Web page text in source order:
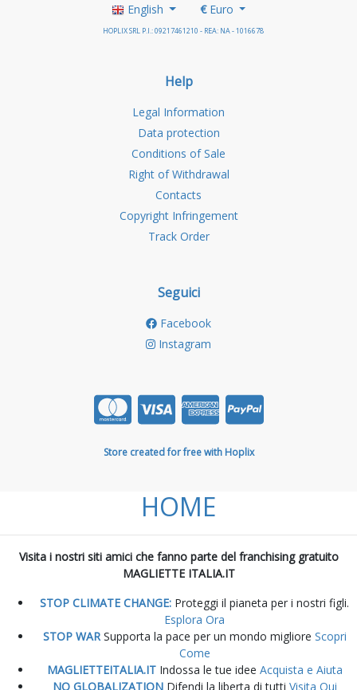
English €Euro
HOPLIX SRL P.I.: 09217461210 - REA: NA - 1016678
Help
Legal Information
Data protection
Conditions of Sale
Right of Withdrawal
Contacts
Copyright Infringement
Track Order
Seguici
Facebook
Instagram
Store created for free with Hoplix
HOME
Visita i nostri siti amici che fanno parte del franchising gratuito
MAGLIETTE ITALIA.IT
STOP CLIMATE CHANGE: Proteggi il pianeta per i nostri figli.
Esplora Ora
STOP WARSupporta la pace per un mondo migliore Scopri
Come
MAGLIETTEITALIA.ITIndossa le tue idee Acquista e Aiuta
NO GLOBALIZATION Difendi la liberta di tutti Visita Qui